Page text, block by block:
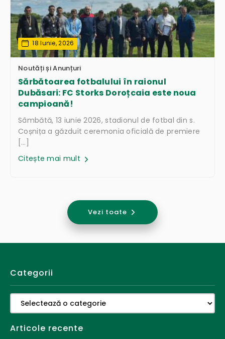
18 Iunie, 2026
Noutăți și Anunțuri
Sărbătoarea fotbalului în raionul
Dubăsari: FC Storks Doroțcaia este noua
campioană!
Sâmbătă, 13 iunie 2026, stadionul de fotbal din s.
Coșnița a găzduit ceremonia oficială de premiere
[…]
Citește mai mult
Vezi toate
Categorii
Categorii
Articole recente